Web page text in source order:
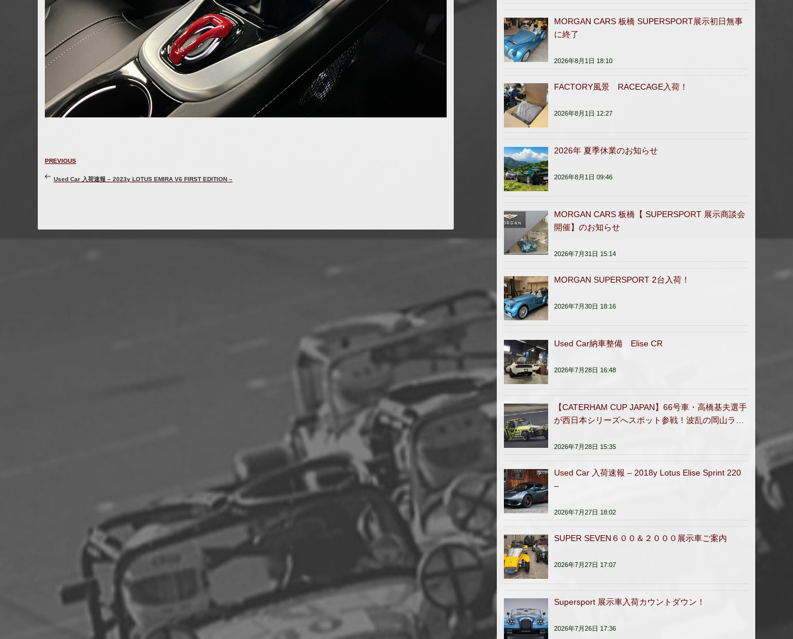
稿
ナ
シ
Previous
Post
PREVIOUS
Used Car 入荷速報 – 2023y LOTUS EMIRA V6 FIRST EDITION –
MORGAN CARS 板橋 SUPERSPORT展示初日無事
に終了
2026年8月1日 18:10
FACTORY風景 RACECAGE入荷！
2026年8月1日 12:27
2026年 夏季休業のお知らせ
2026年8月1日 09:46
MORGAN CARS 板橋【 SUPERSPORT 展示商談会
開催】のお知らせ
2026年7月31日 15:14
MORGAN SUPERSPORT 2台入荷！
2026年7月30日 18:16
Used Car納車整備 Elise CR
2026年7月28日 16:48
【CATERHAM CUP JAPAN】66号車・高橋基夫選手
が西日本シリーズへスポット参戦！波乱の岡山ラウ
2026年7月28日 15:35
Used Car 入荷速報 – 2018y Lotus Elise Sprint 220
–
2026年7月27日 18:02
SUPER SEVEN６００＆２０００展示車ご案内
2026年7月27日 17:07
Supersport 展示車入荷カウントダウン！
2026年7月26日 17:36